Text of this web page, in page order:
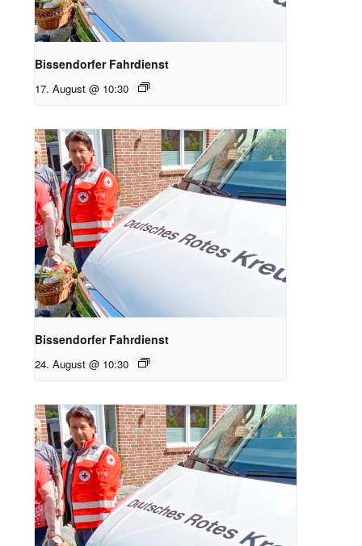
Bissendorfer Fahrdienst
17. August @ 10:30
Bissendorfer Fahrdienst
24. August @ 10:30